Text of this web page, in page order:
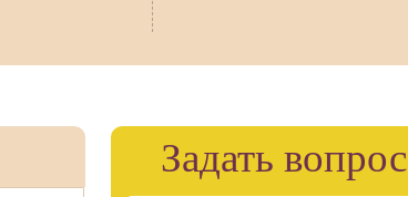
Задать вопрос